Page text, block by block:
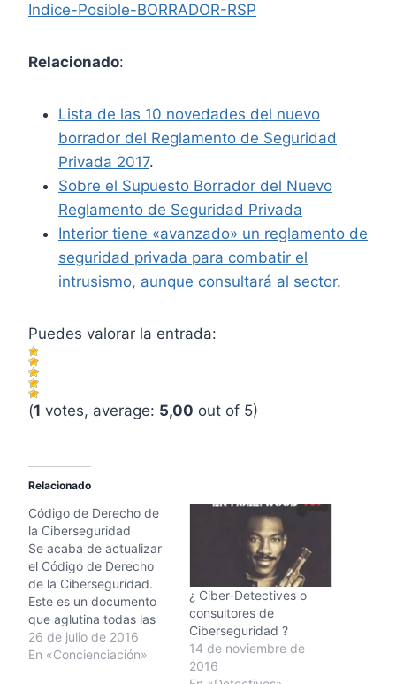
Indice-Posible-BORRADOR-RSP
Relacionado:
Lista de las 10 novedades del nuevo
borrador del Reglamento de Seguridad
Privada 2017.
Sobre el Supuesto Borrador del Nuevo
Reglamento de Seguridad Privada
Interior tiene «avanzado» un reglamento de
seguridad privada para combatir el
intrusismo, aunque consultará al sector.
Puedes valorar la entrada:
(1 votes, average: 5,00 out of 5)
Relacionado
Código de Derecho de
la Ciberseguridad
Se acaba de actualizar
el Código de Derecho
de la Ciberseguridad.
Este es un documento
que aglutina todas las
normas existentes en el
mundo de la
26 de julio de 2016
En «Concienciación»
¿ Ciber-Detectives o
consultores de
Ciberseguridad ?
14 de noviembre de
2016